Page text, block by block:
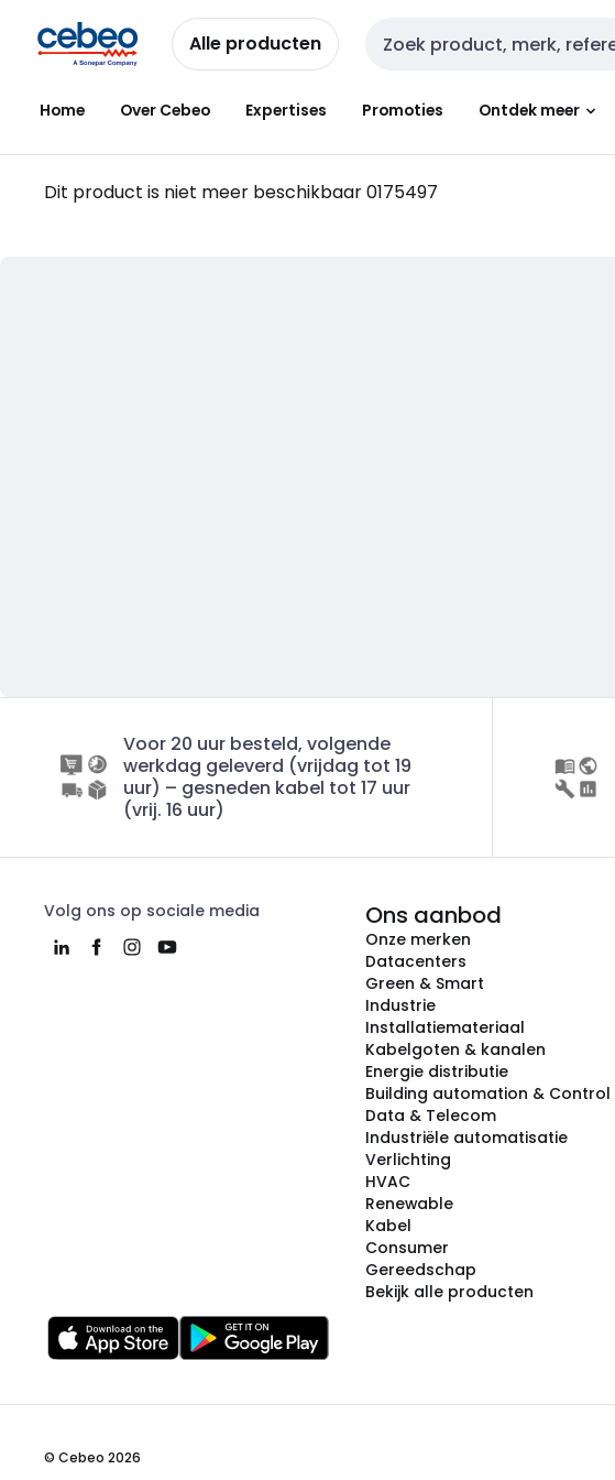
naar
navigatie
naar
inhoud
Alle producten Zoekveld invoer
Home Over Cebeo Expertises Promoties Ontdek meer
Dit product is niet meer beschikbaar0175497
Voor 20 uur besteld, volgende
werkdag geleverd (vrijdag tot 19
uur) – gesneden kabel tot 17 uur
(vrij. 16 uur)
Volg ons op sociale media Ons aanbod
Onze merken
Datacenters
Green & Smart
Industrie
Installatiemateriaal
Kabelgoten & kanalen
Energie distributie
Building automation & Control
Data & Telecom
Industriële automatisatie
Verlichting
HVAC
Renewable
Kabel
Consumer
Gereedschap
Bekijk alle producten
© Cebeo 2026